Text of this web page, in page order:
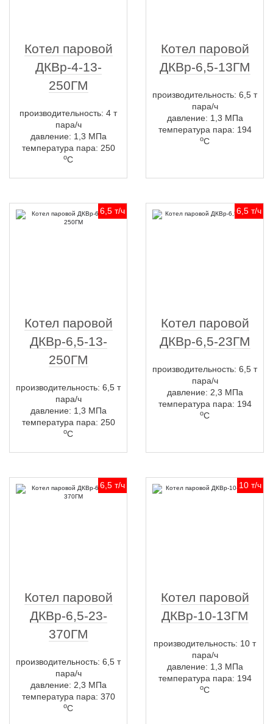
Котел паровой
ДКВр-4-13-
250ГМ
производительность: 4 т
пара/ч
давление: 1,3 МПа
температура пара: 250
оС
Котел паровой
ДКВр-6,5-13ГМ
производительность: 6,5 т
пара/ч
давление: 1,3 МПа
температура пара: 194
оС
6,5 т/ч
Котел паровой
ДКВр-6,5-13-
250ГМ
производительность: 6,5 т
пара/ч
давление: 1,3 МПа
температура пара: 250
оС
6,5 т/ч
Котел паровой
ДКВр-6,5-23ГМ
производительность: 6,5 т
пара/ч
давление: 2,3 МПа
температура пара: 194
оС
6,5 т/ч
Котел паровой
ДКВр-6,5-23-
370ГМ
производительность: 6,5 т
пара/ч
давление: 2,3 МПа
температура пара: 370
оС
10 т/ч
Котел паровой
ДКВр-10-13ГМ
производительность: 10 т
пара/ч
давление: 1,3 МПа
температура пара: 194
оС